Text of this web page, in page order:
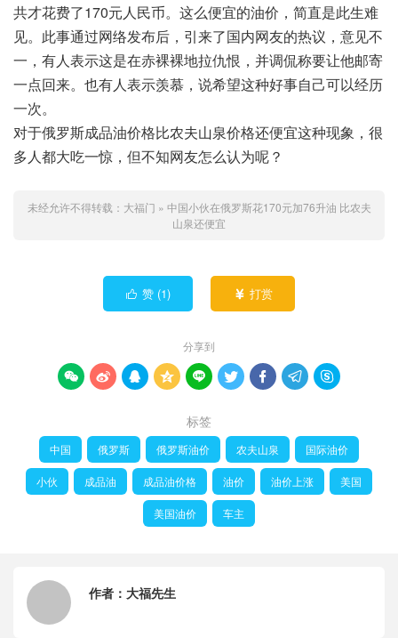
共才花费了170元人民币。这么便宜的油价，简直是此生难
见。此事通过网络发布后，引来了国内网友的热议，意见不
一，有人表示这是在赤裸裸地拉仇恨，并调侃称要让他邮寄
一点回来。也有人表示羡慕，说希望这种好事自己可以经历
一次。
对于俄罗斯成品油价格比农夫山泉价格还便宜这种现象，很
多人都大吃一惊，但不知网友怎么认为呢？
未经允许不得转载： 大福门 » 中国小伙在俄罗斯花170元加76升油 比农夫
山泉还便宜
 赞 (1)  打赏
分享到
        
标签
中国 俄罗斯 俄罗斯油价 农夫山泉 国际油价
小伙 成品油 成品油价格 油价 油价上涨 美国
美国油价 车主
作者： 大福先生